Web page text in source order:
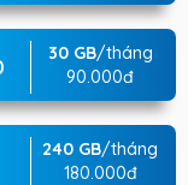
30 GB/tháng
90.000đ
240 GB/tháng
180.000đ